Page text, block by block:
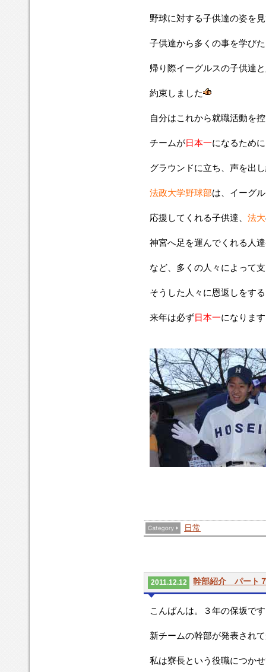
野球に対する子供達の姿を
子供達から多くの事を学び
帰り際イーグルスの子供達
約束しました
自分はこれから就職活動を
チームが日本一になるため
グラウンドに立ち、声を出
法政大学野球部は、イーグ
応援してくれる子供達、 法大
神宮へ足を運んでくれる人
など、多くの人々によって
そうした人々に恩返しをす
来年は必ず日本一になります
日常
2011.12.12 幹部紹介 パート
こんばんは。３年の保坂で
新チームの幹部が発表され
私は寮長という役職につか